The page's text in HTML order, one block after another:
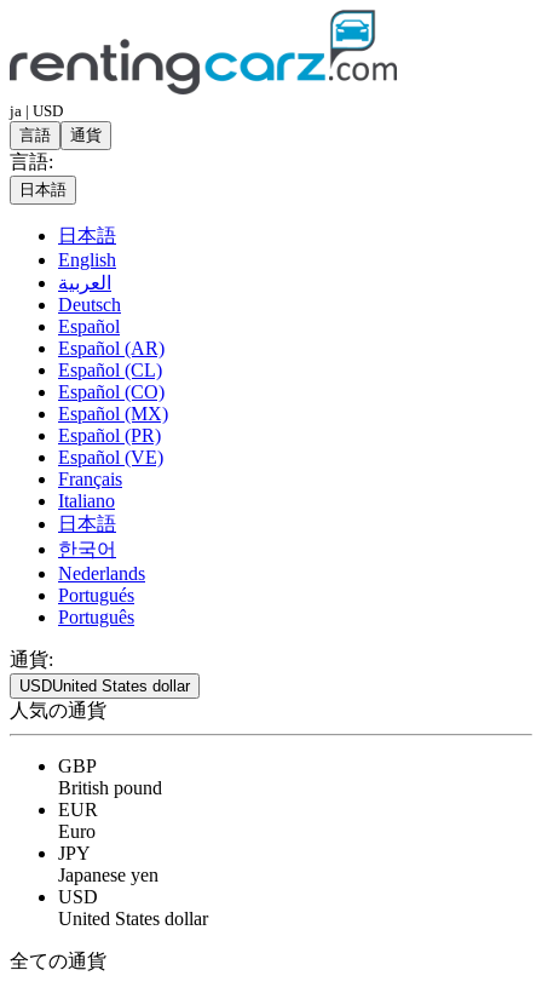
ja | USD
言語
通貨
言語:
日本語
日本語
English
العربية
Deutsch
Español
Español (AR)
Español (CL)
Español (CO)
Español (MX)
Español (PR)
Español (VE)
Français
Italiano
日本語
한국어
Nederlands
Portugués
Português
通貨:
USDUnited States dollar
人気の通貨
GBP
British pound
EUR
Euro
JPY
Japanese yen
USD
United States dollar
全ての通貨